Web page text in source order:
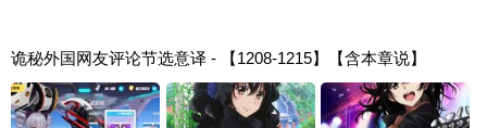
诡秘外国网友评论节选意译 - 【1208-1215】【含本章说】